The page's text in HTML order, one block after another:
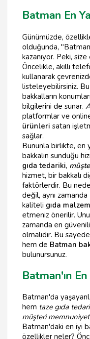
Batman En
Günümüzde,
olduğunda, "Batman
kazanıyor. Peki, size
Öncelikle, akıllı
kullanarak
listeleyebilirsiniz.
bakkalların
bilgilerini de sunar.
platformlar ve
ürünleri satan
sağlar.
Bununla birlikte, en
bakkalın sunduğu
gıda tedariki,
hizmet, bir bakkalı
faktörlerdir. Bu
değil, aynı zamanda
kaliteli gıda
etmeniz önerilir.
zamanda en
olmalıdır. Bu
hem de Batman
bulunursunuz.
Batman'ın
Batman'da
hem taze gıda
müşteri
Batman'daki en iyi
özellikler neler?